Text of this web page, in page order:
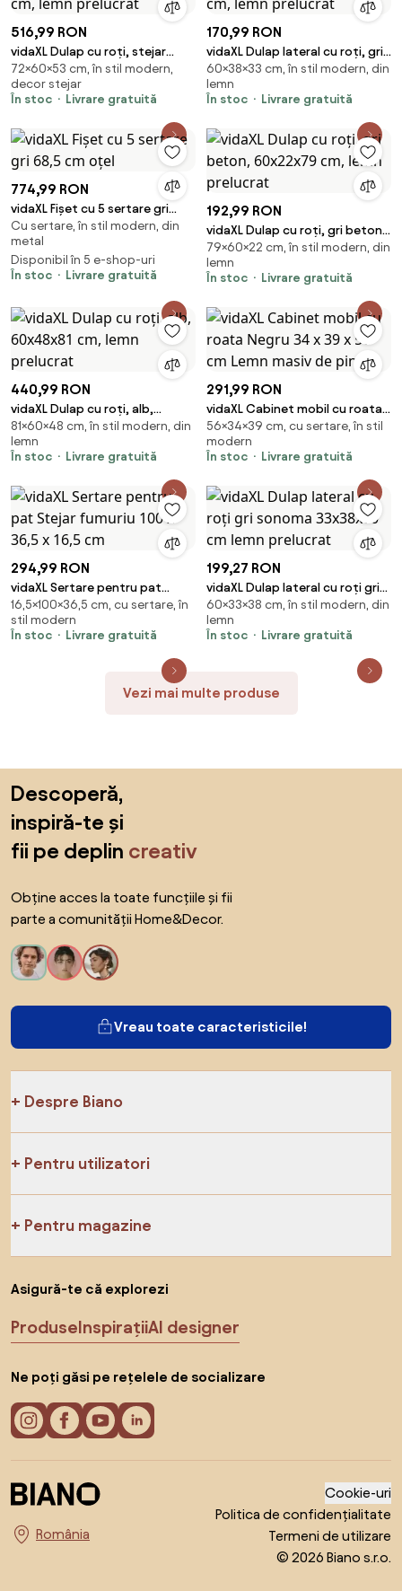
516,99 RON
vidaXL Dulap cu roți, stejar
artizanal, 60x53x72 cm, lemn
prelucrat
72×60×53 cm, în stil modern,
decor stejar
În stoc
Livrare gratuită
170,99 RON
vidaXL Dulap lateral cu roți, gri
beton, 33x38x60 cm, lemn
prelucrat
60×38×33 cm, în stil modern, din
lemn
În stoc
Livrare gratuită
774,99 RON
vidaXL Fișet cu 5 sertare gri
68,5 cm oțel
Cu sertare, în stil modern, din
metal
Disponibil în 5 e-shop-uri
În stoc
Livrare gratuită
192,99 RON
vidaXL Dulap cu roți, gri beton,
60x22x79 cm, lemn prelucrat
79×60×22 cm, în stil modern, din
lemn
În stoc
Livrare gratuită
440,99 RON
vidaXL Dulap cu roți, alb,
60x48x81 cm, lemn prelucrat
81×60×48 cm, în stil modern, din
lemn
În stoc
Livrare gratuită
291,99 RON
vidaXL Cabinet mobil cu roata
Negru 34 x 39 x 56 cm Lemn
masiv de pin
56×34×39 cm, cu sertare, în stil
modern
În stoc
Livrare gratuită
294,99 RON
vidaXL Sertare pentru pat
Stejar fumuriu 100 x 36,5 x 16,5
cm
16,5×100×36,5 cm, cu sertare, în
stil modern
În stoc
Livrare gratuită
199,27 RON
vidaXL Dulap lateral cu roți gri
sonoma 33x38x60 cm lemn
prelucrat
60×33×38 cm, în stil modern, din
lemn
În stoc
Livrare gratuită
Vezi mai multe produse
Descoperă,
inspiră-te și
fii pe deplin creativ
Obține acces la toate funcțiile și fii
parte a comunității Home&Decor.
Vreau toate caracteristicile!
Despre Biano
Pentru utilizatori
Pentru magazine
Asigură-te că explorezi
ProduseInspirațiiAI designer
Ne poți găsi pe rețelele de socializare
Alege țara
Cookie-uri
Politica de confidențialitate
Termeni de utilizare
© 2026 Biano s.r.o.